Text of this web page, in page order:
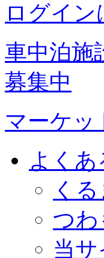
ログイン
車中泊施
募集中
マーケッ
よくあ
く
つ
当